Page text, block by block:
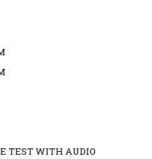
TEST WITH AUDIO